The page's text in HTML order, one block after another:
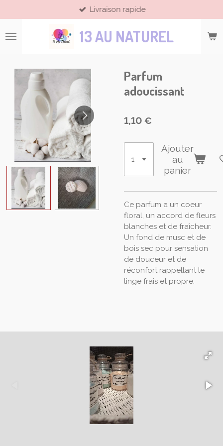
au
contenu
principal
13 AU NATUREL
Livraison rapide
Parfum
adoucissant
1,10 €
Ajouter
au
panier
Ce parfum a un coeur
floral, un accord de fleurs
blanches et de fraîcheur.
Un fond de musc et de
bois sec pour sensation
de douceur et de
réconfort rappellant le
linge frais et propre.